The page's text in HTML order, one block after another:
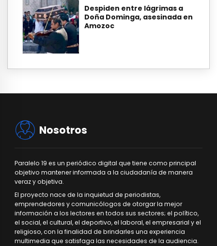
Despiden entre lágrimas a
Doña Dominga, asesinada en
Amozoc
Nosotros
Paralelo 19 es un periódico digital que tiene como principal
objetivo mantener informada a la ciudadanía de manera
veraz y objetiva.
El proyecto nace de la inquietud de periodistas,
emprendedores y comunicólogos de otorgar la mejor
información a los lectores en todos sus sectores; el político,
el social, el cultural, el deportivo, el laboral, el empresarial y el
religioso, con la finalidad de brindarles una experiencia
multimedia que satisfaga las necesidades de la audiencia.